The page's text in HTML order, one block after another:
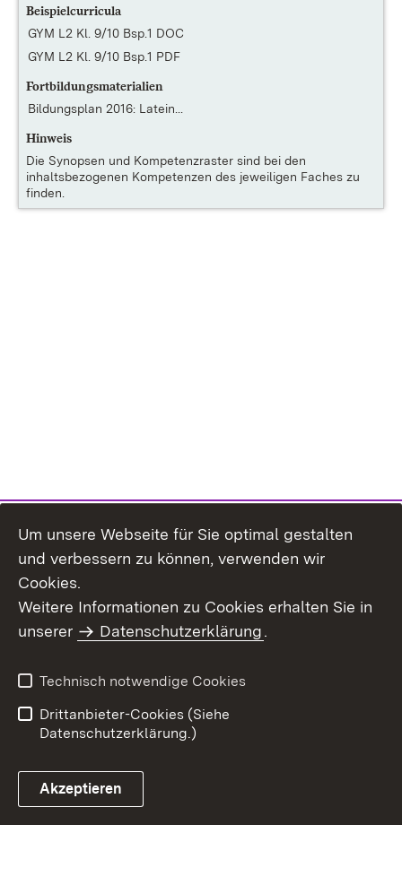
Beispielcurricula
GYM L2 Kl. 9/10 Bsp.1 DOC
GYM L2 Kl. 9/10 Bsp.1 PDF
Fortbildungsmaterialien
Bildungsplan 2016: Latein...
Hinweis
Die Synopsen und Kompetenzraster sind bei den
inhaltsbezogenen Kompetenzen des jeweiligen Faches zu
finden.
Um unsere Webseite für Sie optimal gestalten
und verbessern zu können, verwenden wir
Cookies.
Weitere Informationen zu Cookies erhalten Sie in
unserer
Datenschutzerklärung.
Technisch notwendige Cookies
Drittanbieter-Cookies (Siehe
Datenschutzerklärung.)
Akzeptieren